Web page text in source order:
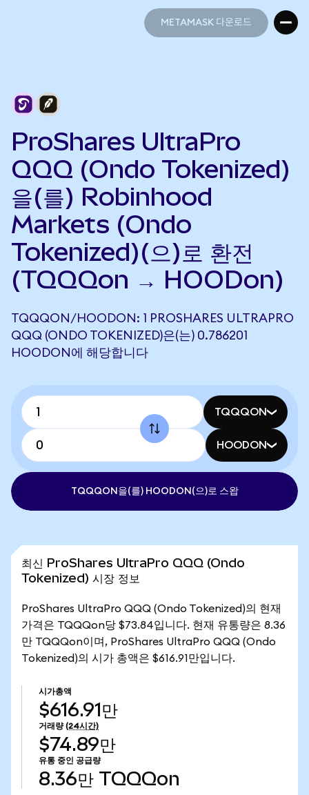
METAMASK 다운로드
ProShares UltraPro
QQQ (Ondo Tokenized)
을(를) Robinhood
Markets (Ondo
Tokenized)(으)로 환전
(TQQQon → HOODon)
TQQQON/HOODON: 1 PROSHARES ULTRAPRO
QQQ (ONDO TOKENIZED)은(는) 0.786201
HOODON에 해당합니다
TQQQON
HOODON
TQQQON을(를) HOODON(으)로 스왑
최신 ProShares UltraPro QQQ (Ondo
Tokenized) 시장 정보
ProShares UltraPro QQQ (Ondo Tokenized)의 현재
가격은 TQQQon당 $73.84입니다. 현재 유통량은 8.36
만 TQQQon이며, ProShares UltraPro QQQ (Ondo
Tokenized)의 시가 총액은 $616.91만입니다.
시가총액
$616.91만
거래량 (24시간)
$74.89만
유통 중인 공급량
8.36만 TQQQon